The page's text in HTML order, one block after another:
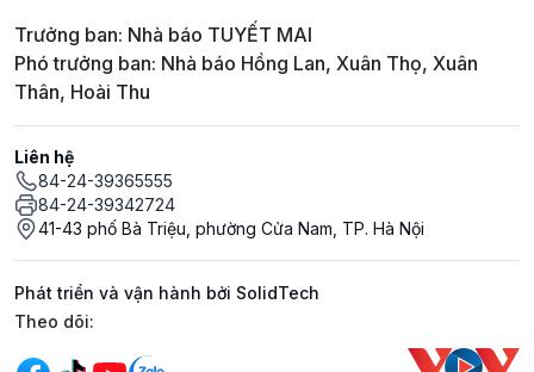
Trưởng ban: Nhà báo TUYẾT MAI
Phó trưởng ban: Nhà báo Hồng Lan, Xuân Thọ, Xuân
Thân, Hoài Thu
Liên hệ
84-24-39365555
84-24-39342724
41-43 phố Bà Triệu, phường Cửa Nam, TP. Hà Nội
Phát triển và vận hành bởi SolidTech
Mạng xã hội
Theo dõi: